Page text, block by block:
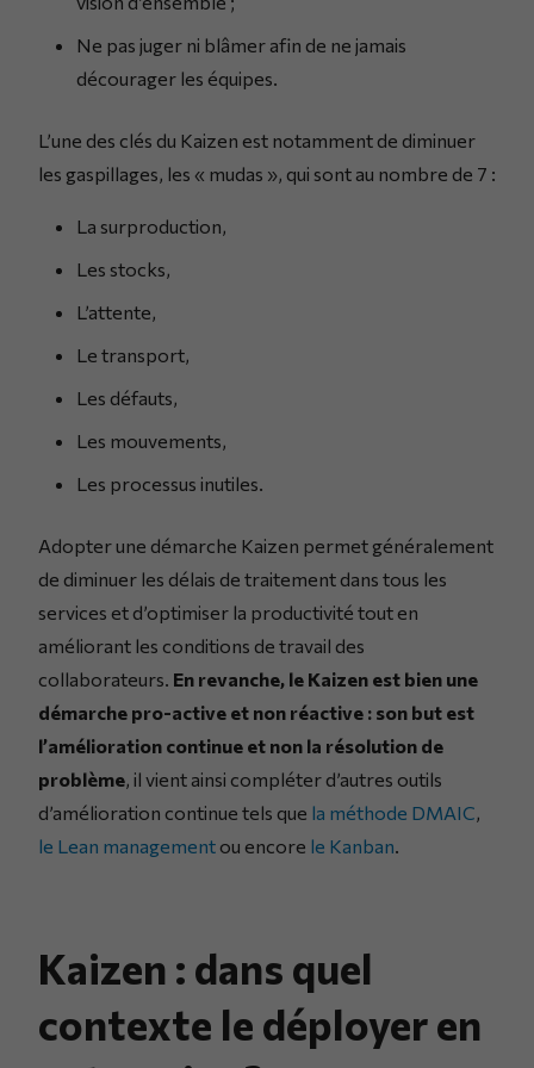
Ne pas juger ni blâmer afin de ne jamais
décourager les équipes.
L’une des clés du Kaizen est notamment de diminuer
les gaspillages, les « mudas », qui sont au nombre de 7 :
La surproduction,
Les stocks,
L’attente,
Le transport,
Les défauts,
Les mouvements,
Les processus inutiles.
Adopter une démarche Kaizen permet généralement
de diminuer les délais de traitement dans tous les
services et d’optimiser la productivité tout en
améliorant les conditions de travail des
collaborateurs. En revanche, le Kaizen est bien une
démarche pro-active et non réactive : son but est
l’amélioration continue et non la résolution de
problème, il vient ainsi compléter d’autres outils
d’amélioration continue tels que la méthode DMAIC,
le Lean management ou encore le Kanban.
Kaizen : dans quel
contexte le déployer en